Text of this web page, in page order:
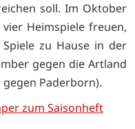
soll. Im Oktober
Heimspiele freuen,
zu Hause in der
gegen die Artland
Paderborn).
zum Saisonheft